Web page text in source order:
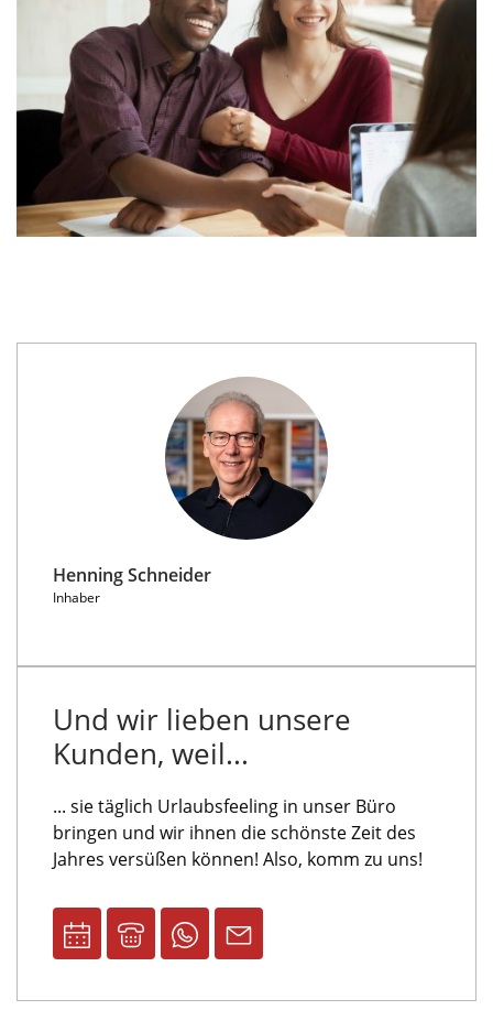
Henning Schneider
Inhaber
Und wir lieben unsere
Kunden, weil...
... sie täglich Urlaubsfeeling in unser Büro
bringen und wir ihnen die schönste Zeit des
Jahres versüßen können! Also, komm zu uns!